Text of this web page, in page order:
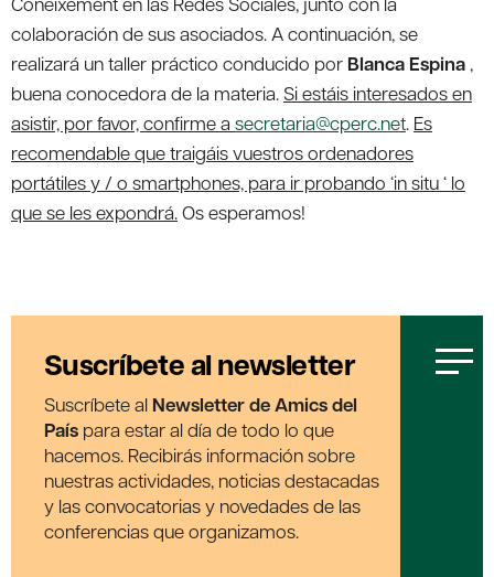
colaboración de sus asociados. A continuación, se
realizará un taller práctico conducido por Blanca Espina ,
buena conocedora de la materia.Si estáis interesados ​​en
asistir, por favor, confirme a secretaria@cperc.net. Es
recomendable que traigáis vuestros ordenadores
portátiles y / o smartphones, para ir probando ‘in situ ‘ lo
que se les expondrá.Os esperamos!
Suscríbete al newsletter
Suscríbete al Newsletter de Amics del
País para estar al día de todo lo que
hacemos. Recibirás información sobre
nuestras actividades, noticias destacadas
y las convocatorias y novedades de las
conferencias que organizamos.